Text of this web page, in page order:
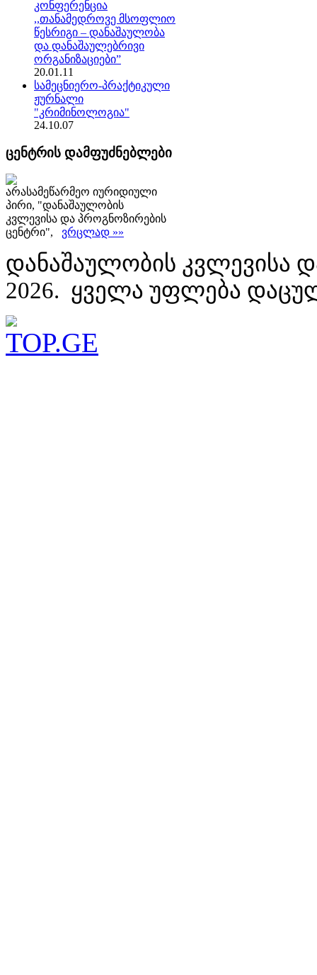
კონფერენცია
,,თანამედროვე მსოფლიო
წესრიგი – დანაშაულობა
და დანაშაულებრივი
ორგანიზაციები”
20.01.11
სამეცნიერო-პრაქტიკული
ჟურნალი
"კრიმინოლოგია"
24.10.07
ცენტრის დამფუძნებლები
არასამეწარმეო იურიდიული
პირი, "დანაშაულობის
კვლევისა და პროგნოზირების
ცენტრი", ვრცლად »»
დანაშაულობის კვლევისა
2026. ყველა უფლება